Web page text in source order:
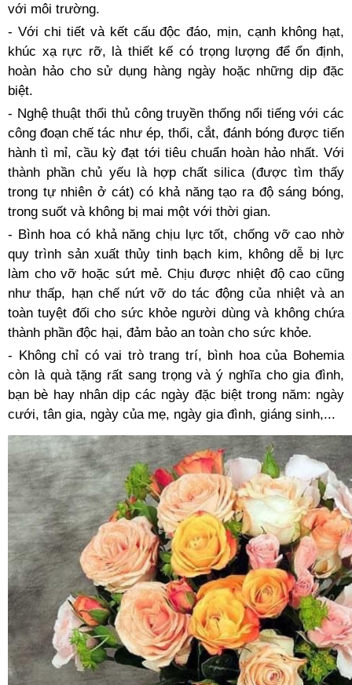
với môi trường.
- Với chi tiết và kết cấu độc đáo, mịn, cạnh không hạt,
khúc xạ rực rỡ, là thiết kế có trọng lượng để ổn định,
hoàn hảo cho sử dụng hàng ngày hoặc những dịp đặc
biệt.
- Nghệ thuật thổi thủ công truyền thống nổi tiếng với các
công đoạn chế tác như ép, thổi, cắt, đánh bóng được tiến
hành tì mỉ, cầu kỳ đạt tới tiêu chuẩn hoàn hảo nhất. Với
thành phần chủ yếu là hợp chất silica (được tìm thấy
trong tự nhiên ở cát) có khả năng tạo ra độ sáng bóng,
trong suốt và không bị mai một với thời gian.
- Bình hoa có khả năng chịu lực tốt, chống vỡ cao nhờ
quy trình sản xuất thủy tinh bạch kim, không dễ bị lực
làm cho vỡ hoặc sứt mẻ. Chịu được nhiệt độ cao cũng
như thấp, hạn chế nứt vỡ do tác động của nhiệt và an
toàn tuyệt đối cho sức khỏe người dùng và không chứa
thành phần độc hại, đảm bảo an toàn cho sức khỏe.
- Không chỉ có vai trò trang trí, bình hoa của Bohemia
còn là quà tặng rất sang trọng và ý nghĩa cho gia đình,
bạn bè hay nhân dịp các ngày đặc biệt trong năm: ngày
cưới, tân gia, ngày của mẹ, ngày gia đình, giáng sinh,...